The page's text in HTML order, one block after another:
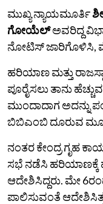
ಮುಖ್ಯ ನ್ಯಾಯಮೂರ್ತಿ
ಗೋಯೆಲ್ಅವರಿದ್ದ
ನೋಟಿಸ್ ಜಾರಿಗೊಳಿಸಿ,
ಹರಿಯಾಣ ಮತ್ತು
ಪೂರೈಸಲು ತಾನು
ಮುಂದಾದಾಗ ಅದನ್ನು
ಬಿಬಿಎಂಬಿ ದೂರುವ ಮೂಲಕ
ನಂತರ ಕೇಂದ್ರ ಗೃಹ
ಸಭೆ ನಡೆಸಿ ಹರಿಯಾಣಕ್ಕೆ
ಆದೇಶಿಸಿದ್ದರು. ಮೇ
ಪಾಲಿಸುವಂತೆ